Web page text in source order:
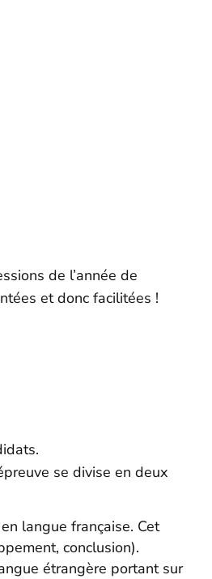
de l’année de
et donc facilitées !
se divise en deux
langue française. Cet
conclusion).
étrangère portant sur